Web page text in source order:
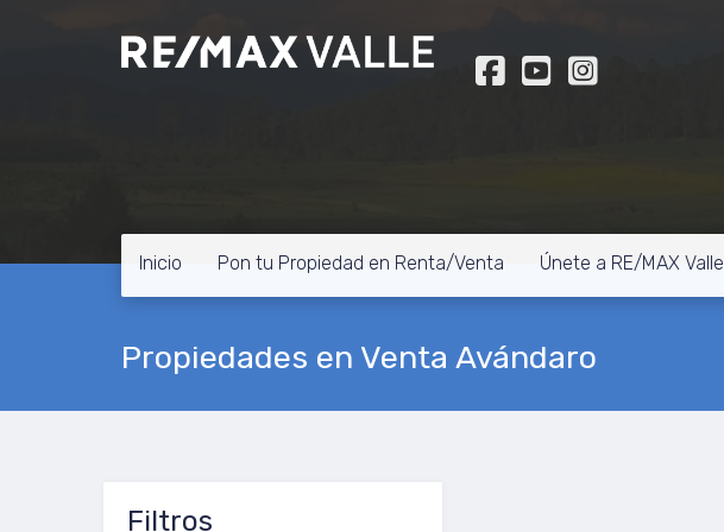
Inicio Pon tu Propiedad en Renta/Venta Únete a RE/MAX Valle
Propiedades en Venta Avándaro
Filtros